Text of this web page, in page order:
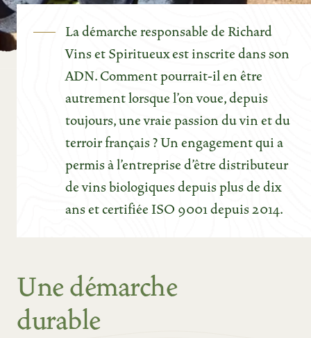
La démarche responsable de Richard
Vins et Spiritueux est inscrite dans son
ADN. Comment pourrait-il en être
autrement lorsque l'on voue, depuis
toujours, une vraie passion du vin et du
terroir français ? Un engagement qui a
permis à l'entreprise d'être distributeur
de vins biologiques depuis plus de dix
ans et certifiée ISO 9001 depuis 2014.
Une démarche
durable